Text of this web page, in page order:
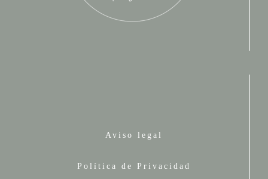
Aviso legal
Política de Privacidad